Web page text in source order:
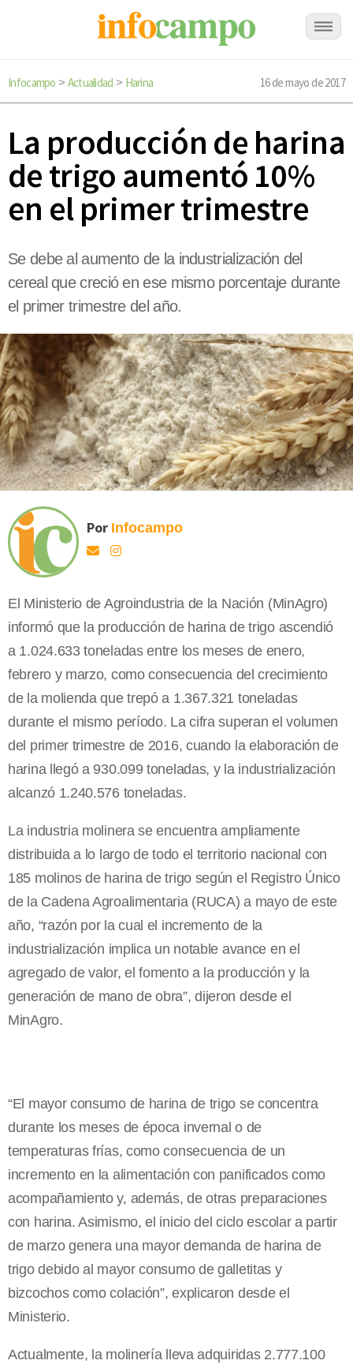
Infocampo > Actualidad > Harina 16 de mayo de 2017
La producción de harina
de trigo aumentó 10%
en el primer trimestre
Se debe al aumento de la industrialización del
cereal que creció en ese mismo porcentaje durante
el primer trimestre del año.
Por Infocampo
El Ministerio de Agroindustria de la Nación (MinAgro)
informó que la producción de harina de trigo ascendió
a 1.024.633 toneladas entre los meses de enero,
febrero y marzo, como consecuencia del crecimiento
de la molienda que trepó a 1.367.321 toneladas
durante el mismo período. La cifra superan el volumen
del primer trimestre de 2016, cuando la elaboración de
harina llegó a 930.099 toneladas, y la industrialización
alcanzó 1.240.576 toneladas.
La industria molinera se encuentra ampliamente
distribuida a lo largo de todo el territorio nacional con
185 molinos de harina de trigo según el Registro Único
de la Cadena Agroalimentaria (RUCA) a mayo de este
año, “razón por la cual el incremento de la
industrialización implica un notable avance en el
agregado de valor, el fomento a la producción y la
generación de mano de obra”, dijeron desde el
MinAgro.
“El mayor consumo de harina de trigo se concentra
durante los meses de época invernal o de
temperaturas frías, como consecuencia de un
incremento en la alimentación con panificados como
acompañamiento y, además, de otras preparaciones
con harina. Asimismo, el inicio del ciclo escolar a partir
de marzo genera una mayor demanda de harina de
trigo debido al mayor consumo de galletitas y
bizcochos como colación”, explicaron desde el
Ministerio.
Actualmente, la molinería lleva adquiridas 2.777.100